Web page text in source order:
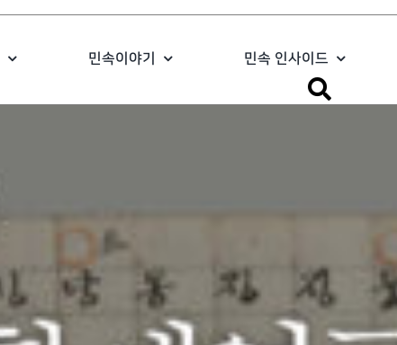
민속이야기 민속 인사이드